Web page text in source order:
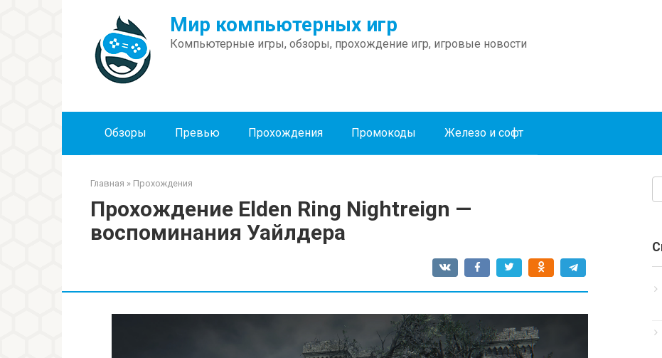
Мир компьютерных игр
Компьютерные игры, обзоры, прохождение игр, игровые новости
Обзоры Превью Прохождения Промокоды Железо и софт
Главная » Прохождения
Прохождение Elden Ring Nightreign —
воспоминания Уайлдера